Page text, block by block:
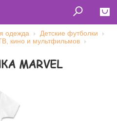
одежда
Детские футболки
кино и мультфильмов
MARVEL